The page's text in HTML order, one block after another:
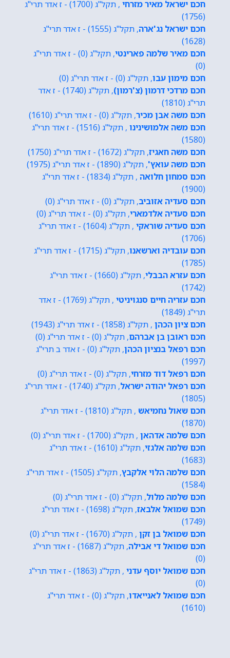
חכם ישראל מאיר מזרחי
, תקל"ג (1700) - ז אדר תרי"ג
(1756)
חכם ישראל נג'ארה
, תקל"ג (1555) - ז אדר תרי"ג
(1628)
חכם מאיר שלמה פארינטי
, תקל"ג (0) - ז אדר תרי"ג
(0)
חכם מימון עבו, תקל"ג (0) - ז אדר תרי"ג (0)
חכם מרדכי דרמון (צ'רמון)
, תקל"ג (1740) - ז אדר
תרי"ג (1810)
חכם משה אבן מכיר, תקל"ג (0) - ז אדר תרי"ג (1610)
חכם משה אלמושינינו
, תקל"ג (1516) - ז אדר תרי"ג
(1580)
חכם משה חאגיז, תקל"ג (1672) - ז אדר תרי"ג (1750)
חכם משה עואץ', תקל"ג (1890) - ז אדר תרי"ג (1975)
חכם סמחון חלואה
, תקל"ג (1834) - ז אדר תרי"ג
(1900)
חכם סעדיה אזוביב, תקל"ג (0) - ז אדר תרי"ג (0)
חכם סעדיה אלדמארי, תקל"ג (0) - ז אדר תרי"ג (0)
חכם סעדיה שוראקי
, תקל"ג (1604) - ז אדר תרי"ג
(1706)
חכם עובדיה וארשאנו
, תקל"ג (1715) - ז אדר תרי"ג
(1785)
חכם עזרא הבבלי
, תקל"ג (1660) - ז אדר תרי"ג
(1742)
חכם עזריה חיים סנגויניטי
, תקל"ג (1769) - ז אדר
תרי"ג (1849)
חכם ציון הכהן , תקל"ג (1858) - ז אדר תרי"ג (1943)
חכם ראובן בן אברהם, תקל"ג (0) - ז אדר תרי"ג (0)
חכם רפאל בנציון הכהן
, תקל"ג (0) - ז אדר ב תרי"ג
(1997)
חכם רפאל דוד מזרחי, תקל"ג (0) - ז אדר תרי"ג (0)
חכם רפאל יהודה ישראל
, תקל"ג (1740) - ז אדר תרי"ג
(1805)
חכם שאול נחמיאש
, תקל"ג (1810) - ז אדר תרי"ג
(1870)
חכם שלמה אדהאן , תקל"ג (1700) - ז אדר תרי"ג (0)
חכם שלמה אלגזי
, תקל"ג (1610) - ז אדר תרי"ג
(1683)
חכם שלמה הלוי אלקבץ
, תקל"ג (1505) - ז אדר תרי"ג
(1584)
חכם שלמה מלול, תקל"ג (0) - ז אדר תרי"ג (0)
חכם שמואל אלבאז
, תקל"ג (1698) - ז אדר תרי"ג
(1749)
חכם שמואל בן זקן , תקל"ג (1670) - ז אדר תרי"ג (0)
חכם שמואל די אבילה
, תקל"ג (1687) - ז אדר תרי"ג
(0)
חכם שמואל יוסף עדני
, תקל"ג (1863) - ז אדר תרי"ג
(0)
חכם שמואל לאנייאדו
, תקל"ג (0) - ז אדר תרי"ג
(1610)